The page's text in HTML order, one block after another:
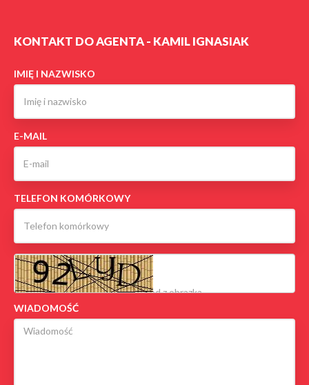
KONTAKT DO AGENTA - KAMIL IGNASIAK
IMIĘ I NAZWISKO
E-MAIL
TELEFON KOMÓRKOWY
WIADOMOŚĆ